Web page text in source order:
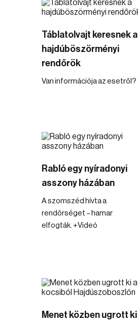
Táblatolvajt keresnek a
hajdúböszörményi
rendőrök
Van információja az esetről?
Rabló egy nyíradonyi
asszony házában
A szomszéd hívta a
rendőrséget – hamar
elfogták. +Videó
Menet közben ugrott ki